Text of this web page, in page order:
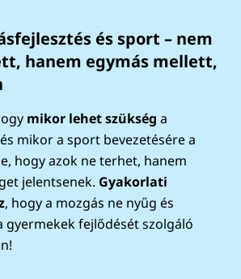
és sport – nem
hanem egymás mellett,
mikor lehet szükség a
mikor a sport bevezetésére a
hogy azok ne terhet, hanem
jelentsenek. Gyakorlati
, hogy a mozgás ne nyűg és
gyermekek fejlődését szolgáló